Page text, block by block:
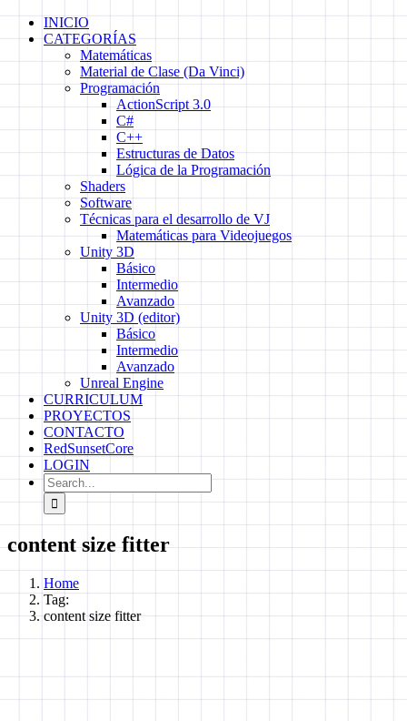
Skip
INICIO
CATEGORÍAS
Matemáticas
Material de Clase (Da Vinci)
Programación
ActionScript 3.0
C#
C++
Estructuras de Datos
Lógica de la Programación
Shaders
Software
Técnicas para el desarrollo de VJ
Matemáticas para Videojuegos
Unity 3D
Básico
Intermedio
Avanzado
Unity 3D (editor)
Básico
Intermedio
Avanzado
Unreal Engine
CURRICULUM
PROYECTOS
CONTACTO
RedSunsetCore
LOGIN
Search
for:
content size fitter
Home
Tag:
content size fitter